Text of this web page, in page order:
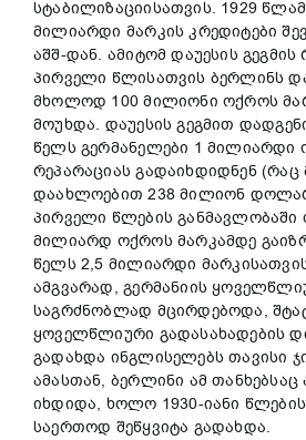
სტაბილიზაციისათვის. 1929
მილიარდი მარკის კრედიტები
აშშ-დან. ამიტომ დაუესის
პირველი წლისათვის ბერლინს
მხოლოდ 100 მილიონი ოქროს
მოუხდა. დაუესის გეგმით
წელს გერმანელები 1 მილიარდი
რეპარაციას გადაიხდიდნენ (რაც
დაახლოებით 238 მილიონ
პირველი წლების განმავლობაში
მილიარდ ოქროს მარკამდე
წელს 2,5 მილიარდი
ამგვარად, გერმანიის
საგრძნობლად მცირდებოდა,
ყოველწლიური გადასახადების
გადახდა ინგლისელებს თავისი
ამასთან, ბერლინი ამ
იხდიდა, ხოლო 1930-იანი
საერთოდ შეწყვიტა გადახდა.